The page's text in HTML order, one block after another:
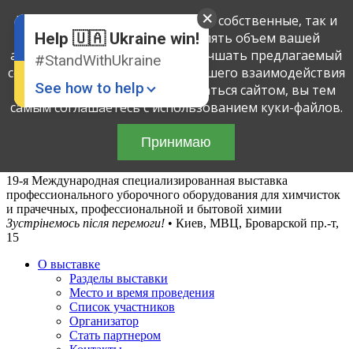
English
Russian
Ukrainian
19-я Международная специализированная выставка
профессионального уборочного оборудования для химчисток
и прачечных, профессиональной и бытовой химии
Зустрінемось після перемоги! • Киев, МВЦ, Броварской пр.-т,
15
О выставке
Разделы выставки
Место и время проведения
Список участников
Организатор
Стать партнером
Help 🇺🇦 Ukraine win!
#StandWithUkraine
See how to help
Support Ukraine
Share this widget
📌
Мы применяем куки-файлы, как собственные, так и
третьих лиц, чтобы определять объем вашей
активности на этом сайте и улучшать предлагаемый
сервис посредством анализа вашего взаимодействия
с сайтом. Продолжая пользоваться сайтом, вы тем
самым соглашаетесь с использованием куки-файлов.
Принимаю